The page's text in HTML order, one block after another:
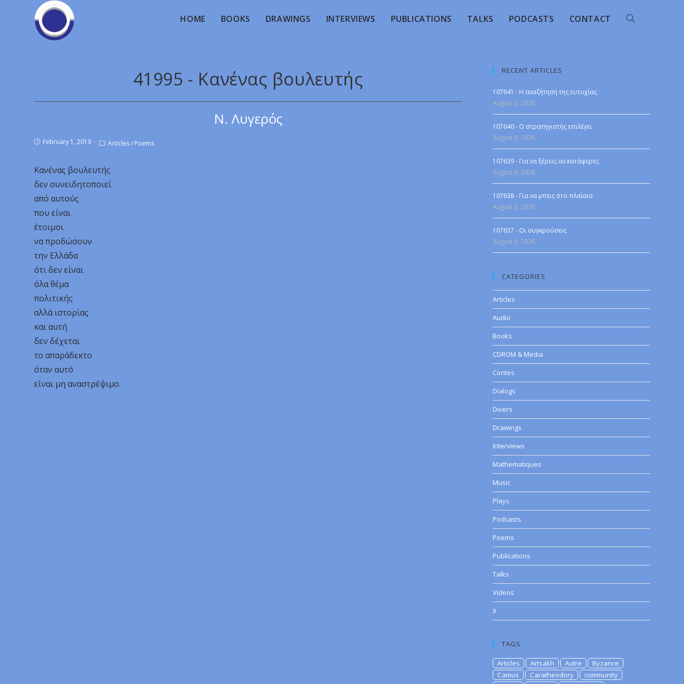
HOME BOOKS DRAWINGS INTERVIEWS PUBLICATIONS TALKS PODCASTS CONTACT
41995 - Κανένας βουλευτής
Ν. Λυγερός
February 1, 2019 Articles/ Poems
Κανένας βουλευτής
δεν συνειδητοποιεί
από αυτούς
που είναι
έτοιμοι
να προδώσουν
την Ελλάδα
ότι δεν είναι
όλα θέμα
πολιτικής
αλλά ιστορίας
και αυτή
δεν δέχεται
το απαράδεκτο
όταν αυτό
είναι μη αναστρέψιμο.
RECENT ARTICLES
107641 - Η αναζήτηση της ευτυχίας
August 6, 2026
107640 - Ο στρατηγιστής επιλέγει
August 6, 2026
107639 - Για να ξέρεις αν κατάφερες
August 6, 2026
107638 - Για να μπεις στο πλαίσιο
August 6, 2026
107637 - Οι συγκρούσεις
August 6, 2026
CATEGORIES
Articles
Audio
Books
CDROM & Media
Contes
Dialogs
Divers
Drawings
Interviews
Mathematiques
Music
Plays
Podcasts
Poems
Publications
Talks
Videos
X
TAGS
Articles Artsakh Autre
Byzance
Camus
Caratheodory
community